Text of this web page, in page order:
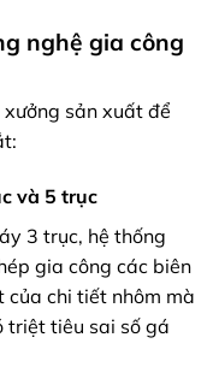
nghệ gia công
sản xuất để
và 5 trục
3 trục, hệ thống
gia công các biên
của chi tiết nhôm mà
triệt tiêu sai số gá